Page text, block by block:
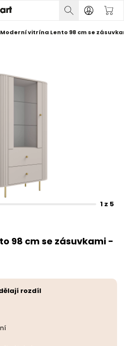
Moderní vitrína Lento 98 cm se
1 z 5
98 cm se zásuvkami -
rozdíl